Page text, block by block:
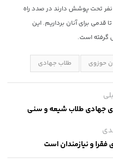
مجموعه‌های خوبی بوده و هر یک ۱۵۰ نفر تحت پوشش دارند در صدد راه
قدمی برای آنان برداریم. این
گرفته است.
حوزوی طلاب جهادی
جهادی طلاب شیعه و سنی
فقرا و نیازمندان است